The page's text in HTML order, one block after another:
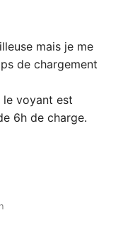
mais je me
de chargement
le voyant est
6h de charge.